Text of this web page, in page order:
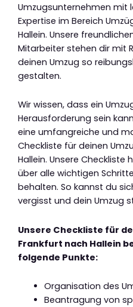
Umzugsunternehmen mit
Expertise im Bereich
Hallein. Unsere
Mitarbeiter stehen dir mit
deinen Umzug so
gestalten.
Wir wissen, dass ein
Herausforderung sein
eine umfangreiche und
Checkliste für deinen
Hallein. Unsere Checkliste
über alle wichtigen
behalten. So kannst du
vergisst und dein Umzug
Unsere Checkliste für
Frankfurt nach Hallein
folgende Punkte:
Organisation des
Beantragung von